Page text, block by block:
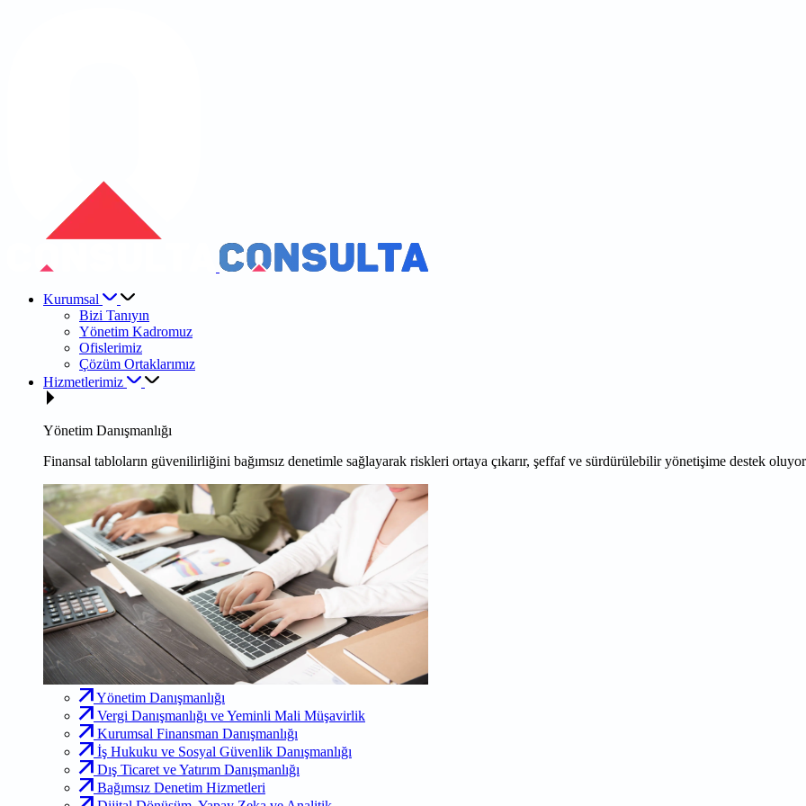
Kurumsal
Bizi Tanıyın
Yönetim Kadromuz
Ofislerimiz
Çözüm Ortaklarımız
Hizmetlerimiz
Yönetim Danışmanlığı
Finansal tabloların güvenilirliğini bağımsız denetimle sağlayarak riskleri ortaya çıkarır, şeffaf ve sürdürülebilir yönetişime destek
Yönetim Danışmanlığı
Vergi Danışmanlığı ve Yeminli Mali Müşavirlik
Kurumsal Finansman Danışmanlığı
İş Hukuku ve Sosyal Güvenlik Danışmanlığı
Dış Ticaret ve Yatırım Danışmanlığı
Bağımsız Denetim Hizmetleri